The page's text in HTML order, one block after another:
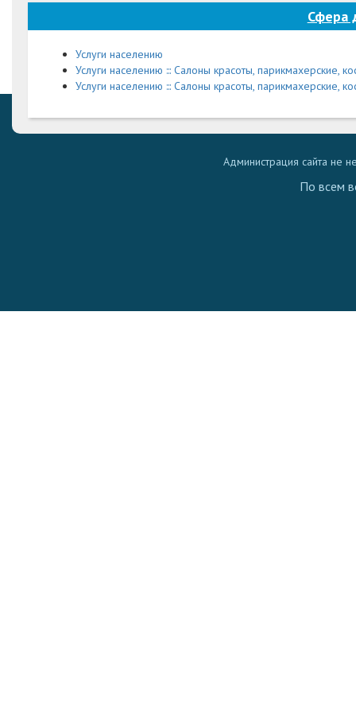
Сфера
Услуги населению
Услуги населению ::: Салоны красоты, парикмахерские,
Услуги населению ::: Салоны красоты, парикмахерские,
Администрация сайта не
По всем